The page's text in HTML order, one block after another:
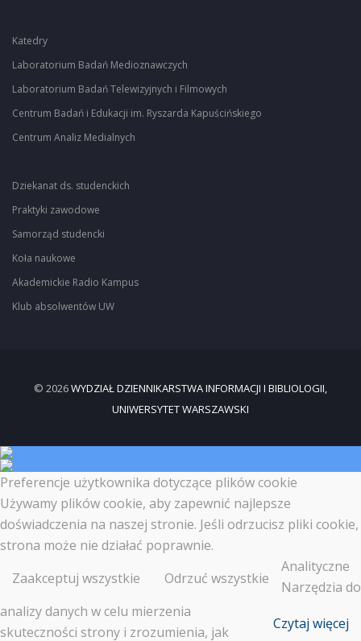
Katedry
Laboratorium Badań Medioznawczych
Laboratorium Badań Telewizyjnych i Filmowych
Centrum Badań i Edukacji im. Ryszarda Kapuścińskiego
Centrum Analiz Medialnych
Dziekanat ds. studenckich
Praktyki zawodowe
Samorząd studencki
Koła naukowe
Akademickie Radio Kampus
Klub absolwentów UW
© 2026WYDZIAŁ DZIENNIKARSTWA INFORMACJI I BIBLIOLOGII,
UNIWERSYTET WARSZAWSKI
Preferencje użytkownika dotyczące plików cookie
Używamy plików cookie, aby zapewnić najlepsze
doświadczenia na naszej stronie. Jeśli odrzucisz pliki cookie,
strona może nie działać poprawnie.
Zaakceptuj wszystkie
Odrzuć wszystkie
Czytaj więcej
Analityczne
Narzędzia do
analizy danych w celu mierzenia
skuteczności strony i zrozumienia, jak